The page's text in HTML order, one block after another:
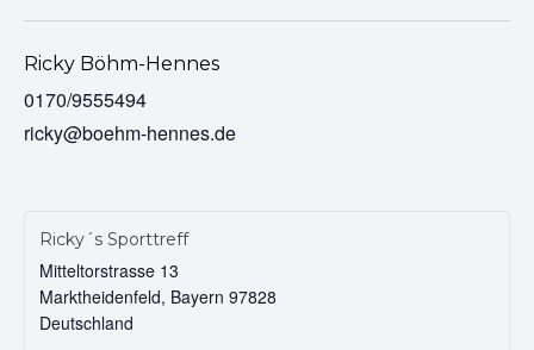
Ricky Böhm-Hennes
0170/9555494
ricky@boehm-hennes.de
Ricky´s Sporttreff
Mitteltorstrasse 13
Marktheidenfeld, Bayern 97828
Deutschland